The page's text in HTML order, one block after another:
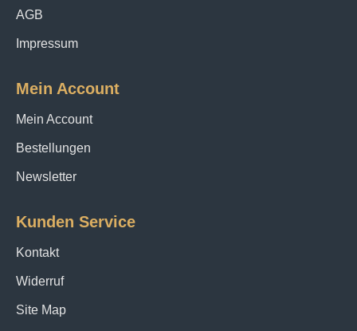
AGB
Impressum
Mein Account
Mein Account
Bestellungen
Newsletter
Kunden Service
Kontakt
Widerruf
Site Map